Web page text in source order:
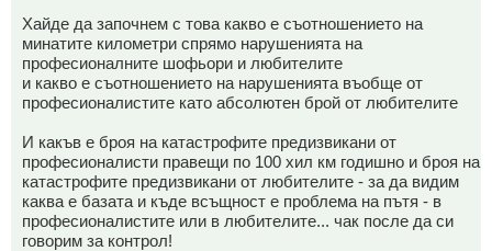
Хайде да започнем с това какво е съотношението на
минатите километри спрямо нарушенията на
професионалните шофьори и любителите
и какво е съотношението на нарушенията въобще от
професионалистите като абсолютен брой от любителите
И какъв е броя на катастрофите предизвикани от
професионалисти правещи по 100 хил км годишно и броя на
катастрофите предизвикани от любителите - за да видим
каква е базата и къде всъщност е проблема на пътя - в
професионалистите или в любителите... чак после да си
говорим за контрол!